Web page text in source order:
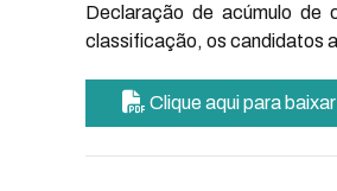
Declaração de acúmulo de
classificação, os candidatos
Clique aqui para